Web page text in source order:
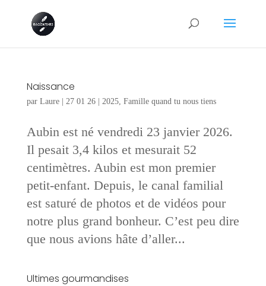
Naissance
par Laure| 27 01 26| 2025, Famille quand tu nous tiens
Aubin est né vendredi 23 janvier 2026.
Il pesait 3,4 kilos et mesurait 52
centimètres. Aubin est mon premier
petit-enfant. Depuis, le canal familial
est saturé de photos et de vidéos pour
notre plus grand bonheur. C’est peu dire
que nous avions hâte d’aller...
Ultimes gourmandises